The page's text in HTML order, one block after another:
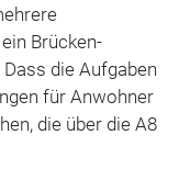
Brücken-
die Aufgaben
für Anwohner
die über die A8